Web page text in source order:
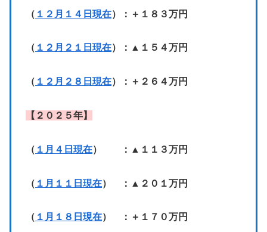
（ １２月１４日現在）：＋１８３万円
（ １２月２１日現在）：▲１５４万円
（ １２月２８日現在）：＋２６４万円
【２０２５年】
（ １月４日現在） ：▲１１３万円
（ １月１１日現在） ：▲２０１万円
（ １月１８日現在） ：＋１７０万円